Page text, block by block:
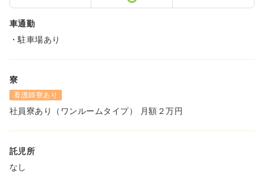
車通勤
・駐車場あり
寮
看護師寮あり
社員寮あり（ワンルームタイプ） 月額２万円
託児所
なし